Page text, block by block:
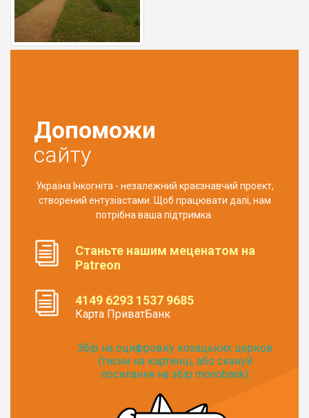
Допоможи
сайту
Україна Інкогніта - незалежний краєзнавчий проект,
створений ентузіастами. Щоб працювати далі, нам
потрібна ваша підтримка.
Станьте нашим меценатом на
Patreon
4149 6293 1537 9685
Карта ПриватБанк
Збір на оцифровку козацьких церков
(тисни на картинці, або скануй
посилання на збір monobank):